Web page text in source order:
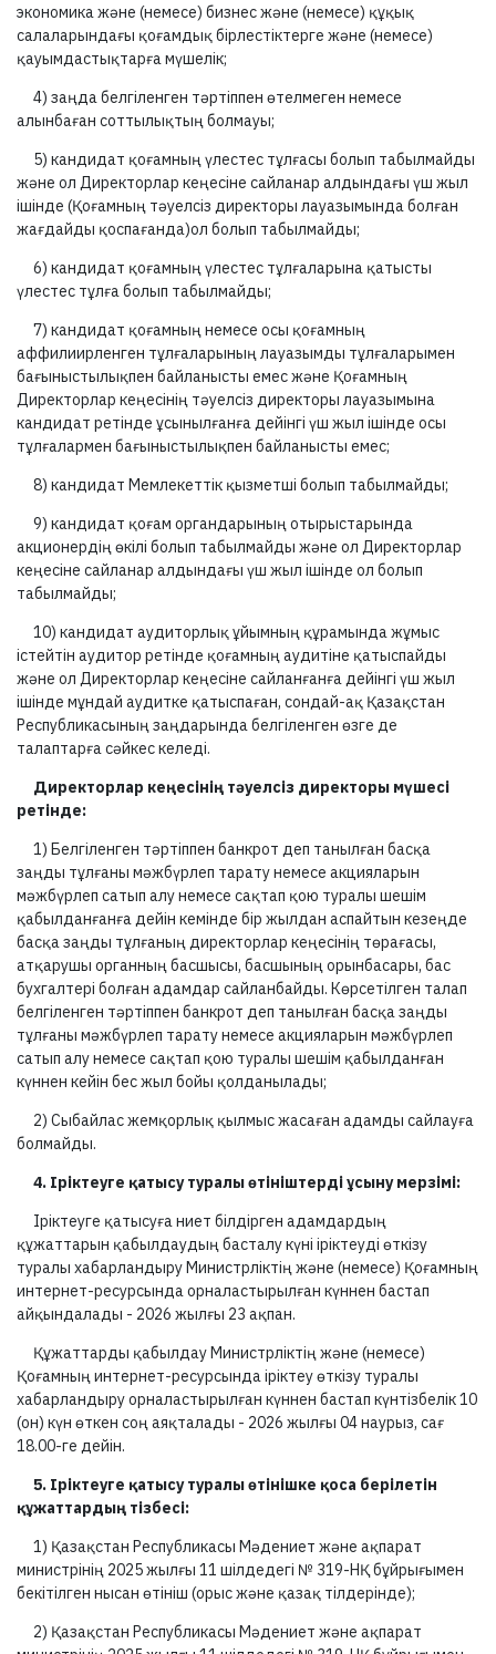
экономика және (немесе) бизнес және (немесе) құқық
салаларындағы қоғамдық бірлестіктерге және (немесе)
қауымдастықтарға мүшелік;
4) заңда белгіленген тәртіппен өтелмеген немесе
алынбаған соттылықтың болмауы;
5) кандидат қоғамның үлестес тұлғасы болып табылмайды
және ол Директорлар кеңесіне сайланар алдындағы үш жыл
ішінде (Қоғамның тәуелсіз директоры лауазымында болған
жағдайды қоспағанда)ол болып табылмайды;
6) кандидат қоғамның үлестес тұлғаларына қатысты
үлестес тұлға болып табылмайды;
7) кандидат қоғамның немесе осы қоғамның
аффилиирленген тұлғаларының лауазымды тұлғаларымен
бағыныстылықпен байланысты емес және Қоғамның
Директорлар кеңесінің тәуелсіз директоры лауазымына
кандидат ретінде ұсынылғанға дейінгі үш жыл ішінде осы
тұлғалармен бағыныстылықпен байланысты емес;
8) кандидат Мемлекеттік қызметші болып табылмайды;
9) кандидат қоғам органдарының отырыстарында
акционердің өкілі болып табылмайды және ол Директорлар
кеңесіне сайланар алдындағы үш жыл ішінде ол болып
табылмайды;
10) кандидат аудиторлық ұйымның құрамында жұмыс
істейтін аудитор ретінде қоғамның аудитіне қатыспайды
және ол Директорлар кеңесіне сайланғанға дейінгі үш жыл
ішінде мұндай аудитке қатыспаған, сондай-ақ Қазақстан
Республикасының заңдарында белгіленген өзге де
талаптарға сәйкес келеді.
Директорлар кеңесінің тәуелсіз директоры мүшесі
ретінде:
1) Белгіленген тәртіппен банкрот деп танылған басқа
заңды тұлғаны мәжбүрлеп тарату немесе акцияларын
мәжбүрлеп сатып алу немесе сақтап қою туралы шешім
қабылданғанға дейін кемінде бір жылдан аспайтын кезеңде
басқа заңды тұлғаның директорлар кеңесінің төрағасы,
атқарушы органның басшысы, басшының орынбасары, бас
бухгалтері болған адамдар сайланбайды. Көрсетілген талап
белгіленген тәртіппен банкрот деп танылған басқа заңды
тұлғаны мәжбүрлеп тарату немесе акцияларын мәжбүрлеп
сатып алу немесе сақтап қою туралы шешім қабылданған
күннен кейін бес жыл бойы қолданылады;
2) Сыбайлас жемқорлық қылмыс жасаған адамды сайлауға
болмайды.
4. Іріктеуге қатысу туралы өтініштерді ұсыну мерзімі:
Іріктеуге қатысуға ниет білдірген адамдардың
құжаттарын қабылдаудың басталу күні іріктеуді өткізу
туралы хабарландыру Министрліктің және (немесе) Қоғамның
интернет-ресурсында орналастырылған күннен бастап
айқындалады - 2026 жылғы 23 ақпан.
Құжаттарды қабылдау Министрліктің және (немесе)
Қоғамның интернет-ресурсында іріктеу өткізу туралы
хабарландыру орналастырылған күннен бастап күнтізбелік 10
(он) күн өткен соң аяқталады - 2026 жылғы 04 наурыз, сағ
18.00-ге дейін.
5. Іріктеуге қатысу туралы өтінішке қоса берілетін
құжаттардың тізбесі:
1) Қазақстан Республикасы Мәдениет және ақпарат
министрінің 2025 жылғы 11 шілдедегі № 319-НҚ бұйрығымен
бекітілген нысан өтініш (орыс және қазақ тілдерінде);
2) Қазақстан Республикасы Мәдениет және ақпарат